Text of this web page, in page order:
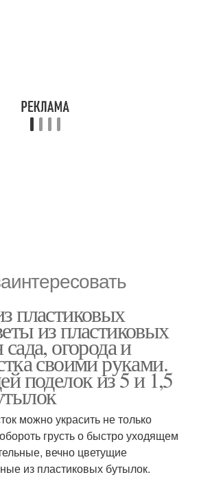
пластиковых
из пластиковых
огорода и
своими руками.
поделок из 5 и 1,5
можно украсить не только
грусть о быстро уходящем
вечно цветущие
из пластиковых бутылок.